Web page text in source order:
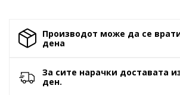
Производот може да се
денa
За сите нарачки доставата
ден.